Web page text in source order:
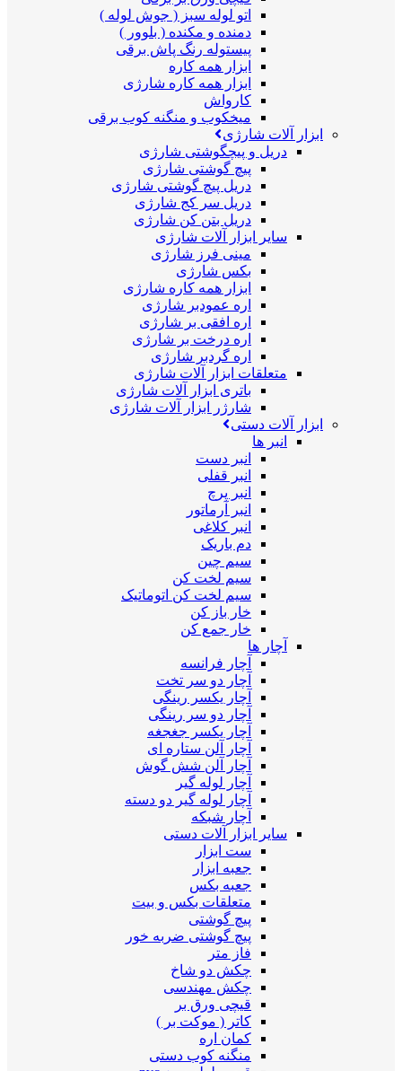
اتو لوله سبز ( جوش لوله )
دمنده و مکنده ( بلوور )
پیستوله رنگ پاش برقی
ابزار همه کاره
ابزار همه کاره شارژی
کارواش
میخکوب و منگنه کوب برقی
ابزار آلات شارژی
دریل و پیچگوشتی شارژی
پیچ گوشتی شارژی
دریل پیچ گوشتی شارژی
دریل سر کج شارژی
دریل بتن کن شارژی
سایر ابزار آلات شارژی
مینی فرز شارژی
بکس شارژی
ابزار همه کاره شارژی
اره عمودبر شارژی
اره افقی بر شارژی
اره درخت بر شارژی
اره گردبر شارژی
متعلقات ابزار آلات شارژی
باتری ابزار آلات شارژی
شارژر ابزار آلات شارژی
ابزار آلات دستی
انبر ها
انبر دست
انبر قفلی
انبر پرچ
انبر آرماتور
انبر کلاغی
دم باریک
سیم چین
سیم لخت کن
سیم لخت کن اتوماتیک
خار باز کن
خار جمع کن
آچار ها
آچار فرانسه
آچار دو سر تخت
آچار یکسر رینگی
آچار دو سر رینگی
آچار یکسر جغجغه
آچار آلن ستاره ای
آچار آلن شش گوش
آچار لوله گیر
آچار لوله گیر دو دسته
آچار شبکه
سایر ابزار آلات دستی
ست ابزار
جعبه ابزار
جعبه بکس
متعلقات بکس و بیت
پیچ گوشتی
پیچ گوشتی ضربه خور
فاز متر
چکش دو شاخ
چکش مهندسی
قیچی ورق بر
کاتر ( موکت بر )
کمان اره
منگنه کوب دستی